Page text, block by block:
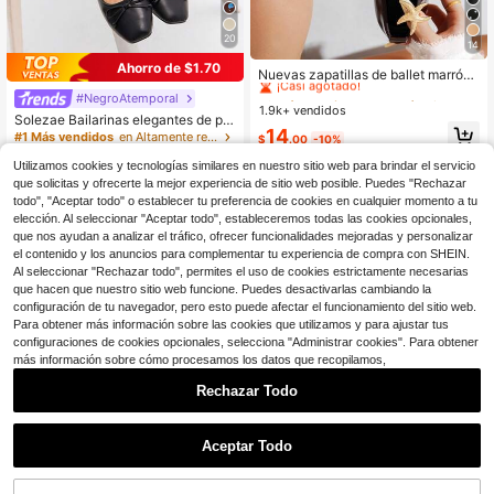
20
Ahorro de $1.70
#NegroAtemporal
Solezae Bailarinas elegantes de pu
nta redonda para mujer con detalle
#1 Más vendidos
en Altamente recomprado Pisos De Mujer
$15.10 -10%
14
Nuevas zapatillas de ballet marrón
oscuro para mujer, zapatos planos c
on punta cuadrada y lazo de maripo
on suela blanda para todas las esta
ancho
#2 Más vendidos
¡Casi agotado!
#2 Más vendidos
¡Casi agotado!
#2 Más vendidos
¡Casi agotado!
#2 Más vendidos
en Marrón Pisos De Mujer
1.9k+ vendidos
$14.00 -10%
Utilizamos cookies y tecnologías similares en nuestro sitio web para brindar el servicio
que solicitas y ofrecerte la mejor experiencia de sitio web posible. Puedes "Rechazar
todo", "Aceptar todo" o establecer tu preferencia de cookies en cualquier momento a tu
elección. Al seleccionar "Aceptar todo", estableceremos todas las cookies opcionales,
que nos ayudan a analizar el tráfico, ofrecer funcionalidades mejoradas y personalizar
el contenido y los anuncios para complementar tu experiencia de compra con SHEIN.
Al seleccionar "Rechazar todo", permites el uso de cookies estrictamente necesarias
que hacen que nuestro sitio web funcione. Puedes desactivarlas cambiando la
configuración de tu navegador, pero esto puede afectar el funcionamiento del sitio web.
Para obtener más información sobre las cookies que utilizamos y para ajustar tus
configuraciones de cookies opcionales, selecciona "Administrar cookies". Para obtener
más información sobre cómo procesamos los datos que recopilamos,
Rechazar Todo
Aceptar Todo